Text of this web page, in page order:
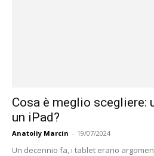
Cosa è meglio scegliere:
un iPad?
Anatoliy Marcin - 19/07/2024
Un decennio fa, i tablet erano